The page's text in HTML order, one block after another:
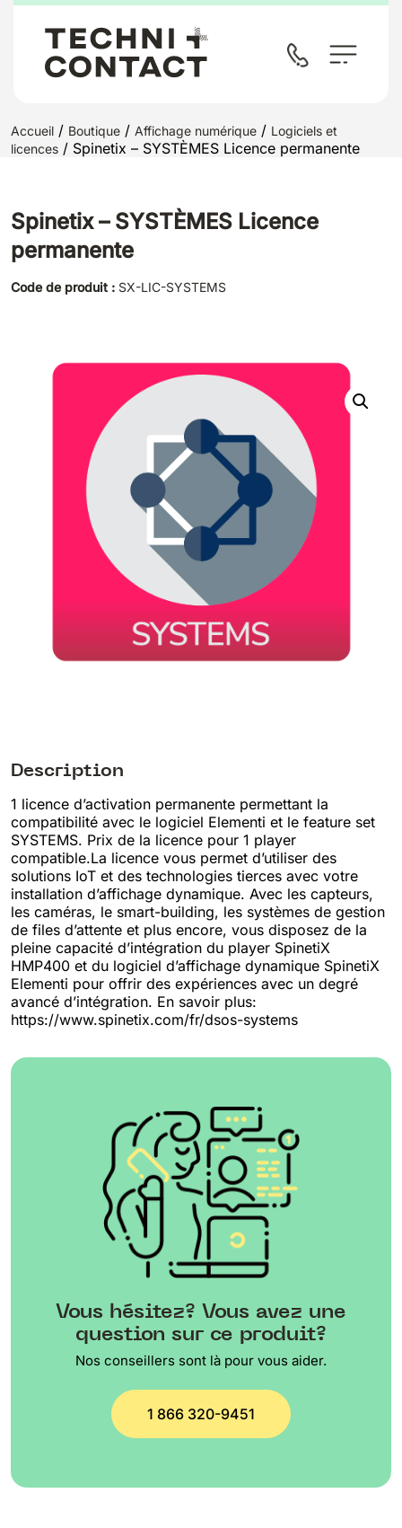
Accueil / Boutique / Affichage numérique / Logiciels et
licences / Spinetix – SYSTÈMES Licence permanente
Spinetix – SYSTÈMES Licence
permanente
Code de produit : SX-LIC-SYSTEMS
Description
1 licence d’activation permanente permettant la
compatibilité avec le logiciel Elementi et le feature set
SYSTEMS. Prix de la licence pour 1 player
compatible.La licence vous permet d’utiliser des
solutions IoT et des technologies tierces avec votre
installation d’affichage dynamique. Avec les capteurs,
les caméras, le smart-building, les systèmes de gestion
de files d’attente et plus encore, vous disposez de la
pleine capacité d’intégration du player SpinetiX
HMP400 et du logiciel d’affichage dynamique SpinetiX
Elementi pour offrir des expériences avec un degré
avancé d’intégration. En savoir plus:
https://www.spinetix.com/fr/dsos-systems
Vous hésitez? Vous avez une
question sur ce produit?
Nos conseillers sont là pour vous aider.
1 866 320-9451